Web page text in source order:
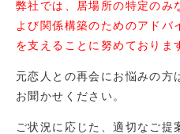
弊社では、居場所の特定のみ
よび関係構築のためのアドバ
を支えることに努めておりま
元恋人との再会にお悩みの方
お聞かせください。
ご状況に応じた、適切なご提